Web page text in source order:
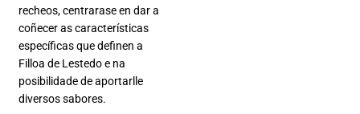
recheos, centrarase en dar a
coñecer as características
específicas que definen a
Filloa de Lestedo e na
posibilidade de aportarlle
diversos sabores.